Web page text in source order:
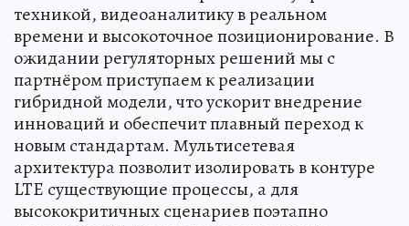
техникой, видеоаналитику в реальном
времени и высокоточное позиционирование. В
ожидании регуляторных решений мы с
партнёром приступаем к реализации
гибридной модели, что ускорит внедрение
инноваций и обеспечит плавный переход к
новым стандартам. Мультисетевая
архитектура позволит изолировать в контуре
LTE существующие процессы, а для
высококритичных сценариев поэтапно